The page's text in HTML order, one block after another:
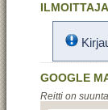
GOOGLE
Reitti on